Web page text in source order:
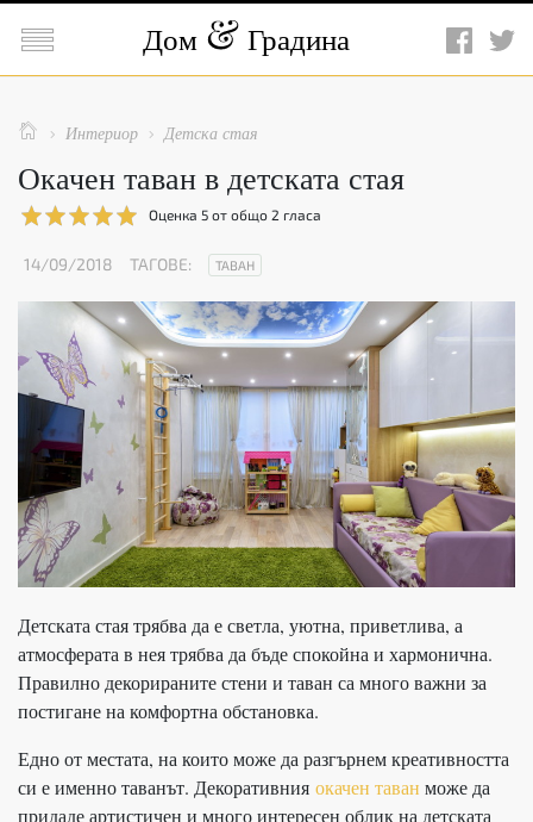
 Дом Градина
  Интериор  Детска стая
Окачен таван в детската стая
Оценка 5 от общо 2 гласа
14/09/2018 ТАГОВЕ: ТАВАН
Детската стая трябва да е светла, уютна, приветлива, а
атмосферата в нея трябва да бъде спокойна и хармонична.
Правилно декорираните стени и таван са много важни за
постигане на комфортна обстановка.
Едно от местата, на които може да разгърнем креативността
си е именно таванът. Декоративния окачен таван може да
придаде артистичен и много интересен облик на детската